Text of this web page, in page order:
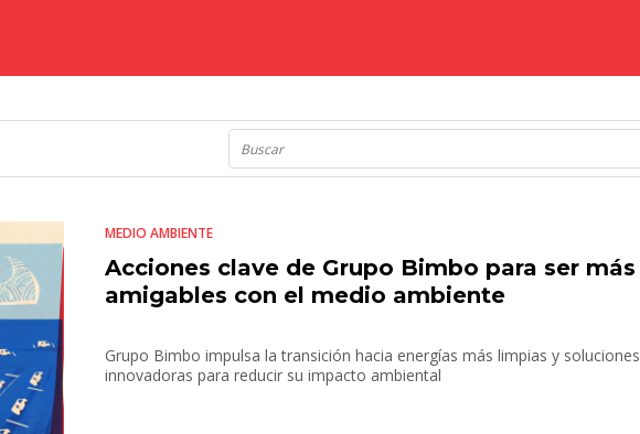
MEDIO AMBIENTE
Acciones clave de Grupo Bimbo para ser más
amigables con el medio ambiente
Grupo Bimbo impulsa la transición hacia energías más limpias y soluciones
innovadoras para reducir su impacto ambiental